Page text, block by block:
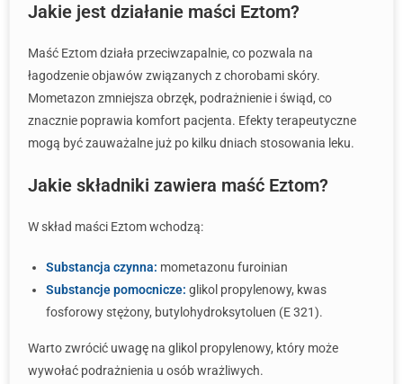
Jakie jest działanie maści Eztom?
Maść Eztom działa przeciwzapalnie, co pozwala na
łagodzenie objawów związanych z chorobami skóry.
Mometazon zmniejsza obrzęk, podrażnienie i świąd, co
znacznie poprawia komfort pacjenta. Efekty terapeutyczne
mogą być zauważalne już po kilku dniach stosowania leku.
Jakie składniki zawiera maść Eztom?
W skład maści Eztom wchodzą:
Substancja czynna: mometazonu furoinian
Substancje pomocnicze: glikol propylenowy, kwas
fosforowy stężony, butylohydroksytoluen (E 321).
Warto zwrócić uwagę na glikol propylenowy, który może
wywołać podrażnienia u osób wrażliwych.